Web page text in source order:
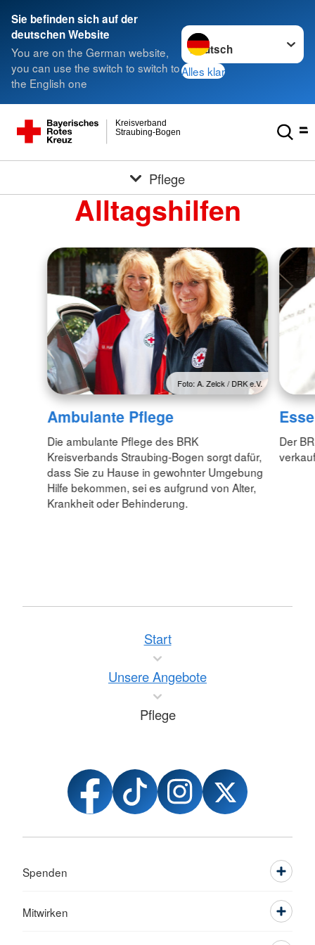
Sie befinden sich auf der
deutschen Website
You are on the German website,
you can use the switch to switch to
the English one
Sprache wechseln zu
Alles klar
Straubing-Bogen
Kreisverband
Pflege
Alltagshilfen
Foto: A. Zelck / DRK e.V.
Ambulante Pflege
Die ambulante Pflege des BRK
Kreisverbands Straubing-Bogen sorgt dafür,
dass Sie zu Hause in gewohnter Umgebung
Hilfe bekommen, sei es aufgrund von Alter,
Krankheit oder Behinderung.
Der
Start
Unsere Angebote
Pflege
Spenden
Mitwirken